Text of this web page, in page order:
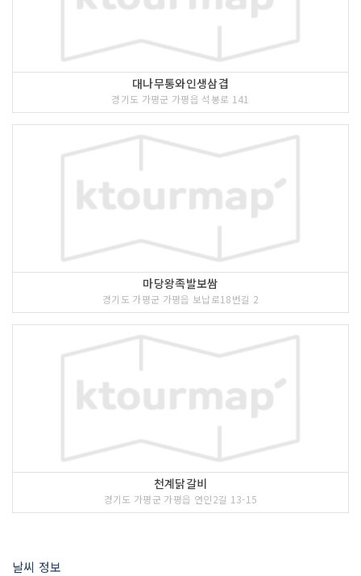
대나무통와인생삼겹
경기도 가평군 가평읍 석봉로 141
마당왕족발보쌈
경기도 가평군 가평읍 보납로18번길 2
천계닭갈비
경기도 가평군 가평읍 연인2길 13-15
날씨 정보